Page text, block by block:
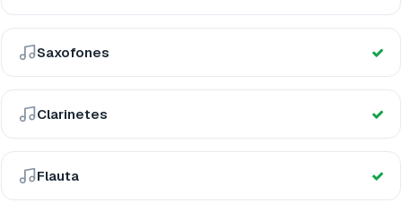
Saxofones
Clarinetes
Flauta